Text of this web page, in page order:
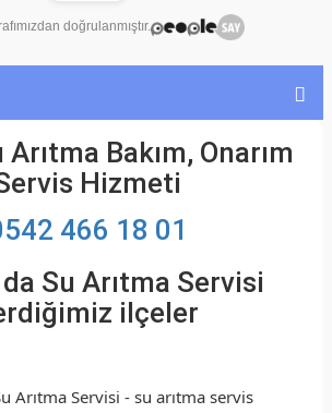
dükkanda kullanmak için.
doğrulanmıştır.
Bakım, Onarım
Hizmeti
466 18 01
Su Arıtma Servisi
ilçeler
Arıtma Servisi - su arıtma servis